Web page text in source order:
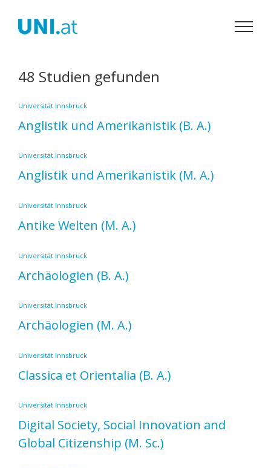
Inhalt
springen
48 Studien gefunden
Universität Innsbruck
Anglistik und Amerikanistik (B. A.)
Universität Innsbruck
Anglistik und Amerikanistik (M. A.)
Universität Innsbruck
Antike Welten (M. A.)
Universität Innsbruck
Archäologien (B. A.)
Universität Innsbruck
Archäologien (M. A.)
Universität Innsbruck
Classica et Orientalia (B. A.)
Universität Innsbruck
Digital Society, Social Innovation and
Global Citizenship (M. Sc.)